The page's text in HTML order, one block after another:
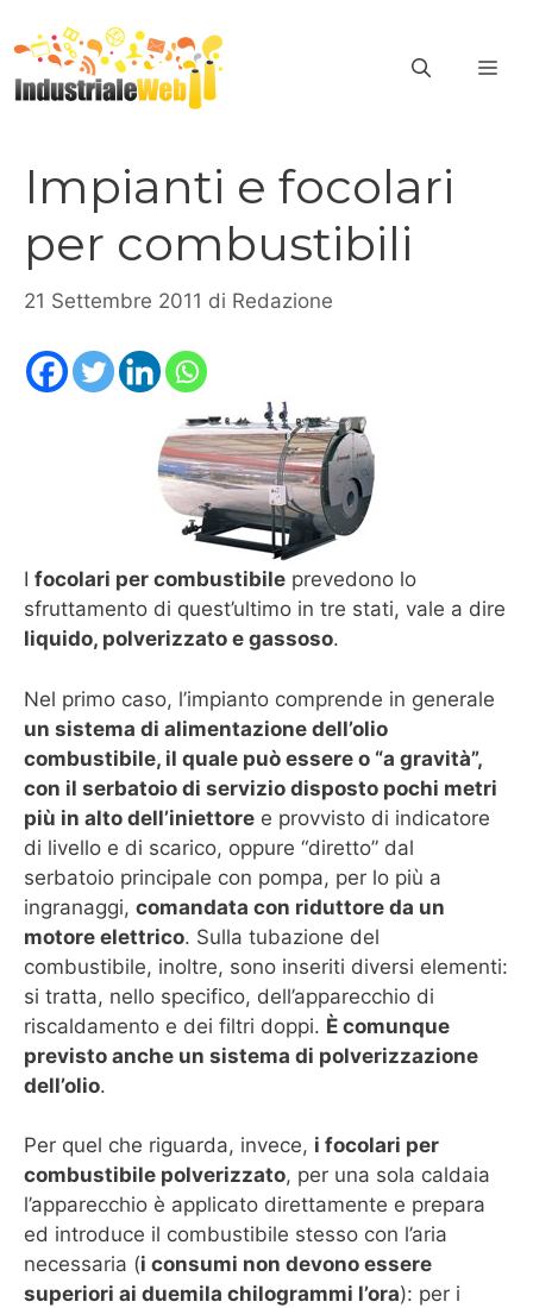
al
contenuto
Impianti e focolari
per combustibili
21 Settembre 2011 di Redazione
I focolari per combustibile prevedono lo
sfruttamento di quest’ultimo in tre stati, vale a dire
liquido, polverizzato e gassoso.
Nel primo caso, l’impianto comprende in generale
un sistema di alimentazione dell’olio
combustibile, il quale può essere o “a gravità”,
con il serbatoio di servizio disposto pochi metri
più in alto dell’iniettore e provvisto di indicatore
di livello e di scarico, oppure “diretto” dal
serbatoio principale con pompa, per lo più a
ingranaggi, comandata con riduttore da un
motore elettrico. Sulla tubazione del
combustibile, inoltre, sono inseriti diversi elementi:
si tratta, nello specifico, dell’apparecchio di
riscaldamento e dei filtri doppi. È comunque
previsto anche un sistema di polverizzazione
dell’olio.
Per quel che riguarda, invece, i focolari per
combustibile polverizzato, per una sola caldaia
l’apparecchio è applicato direttamente e prepara
ed introduce il combustibile stesso con l’aria
necessaria (i consumi non devono essere
superiori ai duemila chilogrammi l’ora): per i